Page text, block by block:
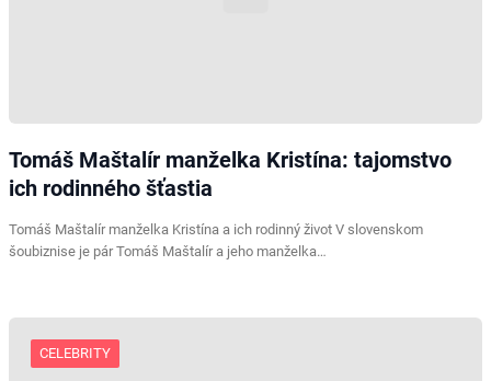
Tomáš Maštalír manželka Kristína: tajomstvo
ich rodinného šťastia
Tomáš Maštalír manželka Kristína a ich rodinný život V slovenskom
šoubiznise je pár Tomáš Maštalír a jeho manželka…
CELEBRITY